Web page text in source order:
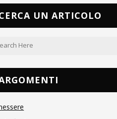
UN ARTICOLO